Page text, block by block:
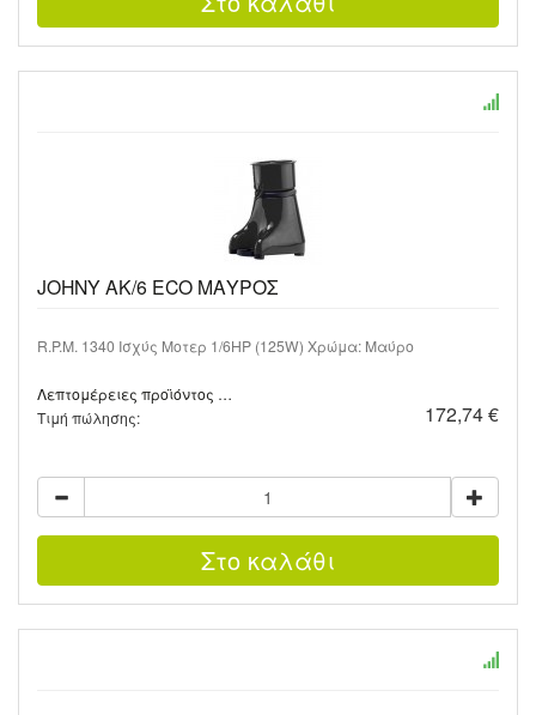
JOHNY AK/6 ECO ΜΑΥΡΟΣ
R.P.M. 1340 Ισχύς Μοτερ 1/6HP (125W) Χρώμα: Μαύρο
Λεπτομέρειες προϊόντος …
Τιμή πώλησης:
172,74 €